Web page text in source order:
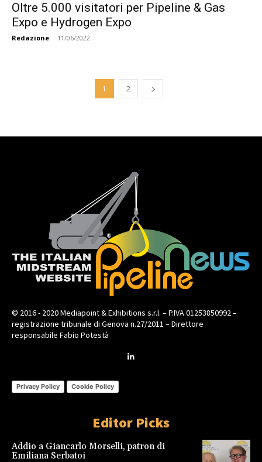
Oltre 5.000 visitatori per Pipeline & Gas
Expo e Hydrogen Expo
Redazione - 11/06/2022
1 2
© 2016 - 2020 Mediapoint & Exhibitions s.r.l. – P.IVA 01253850992 –
registrazione tribunale di Genova n.27/2011 – Direttore
responsabile Fabio Potestà
Privacy Policy Cookie Policy
Editor Picks
Addio a Giancarlo Morselli, patron di
Emiliana Serbatoi